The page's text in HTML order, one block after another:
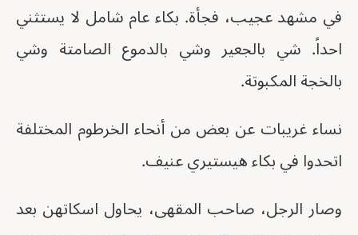
في مشهد عجيب، فجأة. بكاء عام شامل لا يستثني
احداً. شي بالجعير وشي بالدموع الصامتة وشي
بالخجة المكبوتة.
نساء غريبات عن بعض من أنحاء الخرطوم المختلفة
اتحدوا في بكاء هيستيري عنيف.
وصار الرجل، صاحب المقهى، يحاول اسكاتهن بعد